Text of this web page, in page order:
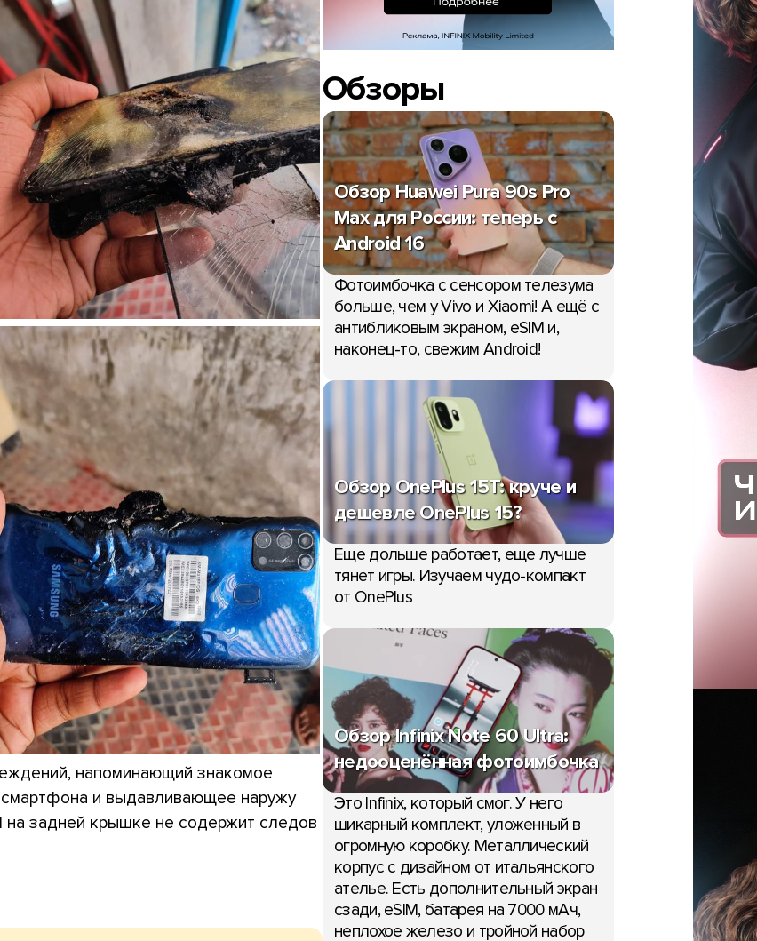
напоминающий знакомое
и выдавливающее наружу
на задней крышке не содержит следов
Обзоры
Обзор Huawei Pura 90s Pro
Max для России: теперь с
Android 16
Фотоимбочка с сенсором телезума
больше, чем у Vivo и Xiaomi! А ещё с
антибликовым экраном, eSIM и,
наконец-то, свежим Android!
Обзор OnePlus 15T: круче и
дешевле OnePlus 15?
Еще дольше работает, еще лучше
тянет игры. Изучаем чудо-компакт
от OnePlus
Обзор Infinix Note 60 Ultra:
недооценённая фотоимбочка
Это Infinix, который смог. У него
шикарный комплект, уложенный в
огромную коробку. Металлический
корпус с дизайном от итальянского
ателье. Есть дополнительный экран
сзади, eSIM, батарея на 7000 мАч,
неплохое железо и тройной набор